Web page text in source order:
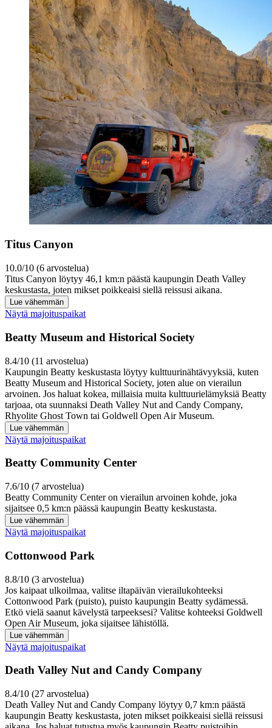
Titus Canyon
10.0/10 (6 arvostelua)
Titus Canyon löytyy 46,1 km:n päästä kaupungin Death Valley
keskustasta, joten mikset poikkeaisi siellä reissusi aikana.
Lue vähemmän
Näytä majoituspaikat
Beatty Museum and Historical Society
8.4/10 (11 arvostelua)
Kaupungin Beatty keskustasta löytyy kulttuurinähtävyyksiä, kuten
Beatty Museum and Historical Society, joten alue on vierailun
arvoinen. Jos haluat kokea, millaisia muita kulttuurielämyksiä Beatty
tarjoaa, ota suunnaksi Death Valley Nut and Candy Company,
Rhyolite Ghost Town tai Goldwell Open Air Museum.
Lue vähemmän
Näytä majoituspaikat
Beatty Community Center
7.6/10 (7 arvostelua)
Beatty Community Center on vierailun arvoinen kohde, joka
sijaitsee 0,5 km:n päässä kaupungin Beatty keskustasta.
Lue vähemmän
Näytä majoituspaikat
Cottonwood Park
8.8/10 (3 arvostelua)
Jos kaipaat ulkoilmaa, valitse iltapäivän vierailukohteeksi
Cottonwood Park (puisto), puisto kaupungin Beatty sydämessä.
Etkö vielä saanut kävelystä tarpeeksesi? Valitse kohteeksi Goldwell
Open Air Museum, joka sijaitsee lähistöllä.
Lue vähemmän
Näytä majoituspaikat
Death Valley Nut and Candy Company
8.4/10 (27 arvostelua)
Death Valley Nut and Candy Company löytyy 0,7 km:n päästä
kaupungin Beatty keskustasta, joten mikset poikkeaisi siellä reissusi